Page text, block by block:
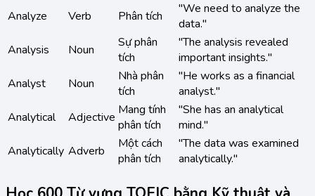
Analyze
Verb Phân tích
"We need to analyze the
data."
Analysis
Noun
Sự phân
tích
"The analysis revealed
important insights."
Analyst
Noun
Nhà phân
tích
"He works as a financial
analyst."
Analytical
Adjective Mang tính
phân tích
"She has an analytical
mind."
Analytically Adverb
Một cách
phân tích
"The data was examined
analytically."